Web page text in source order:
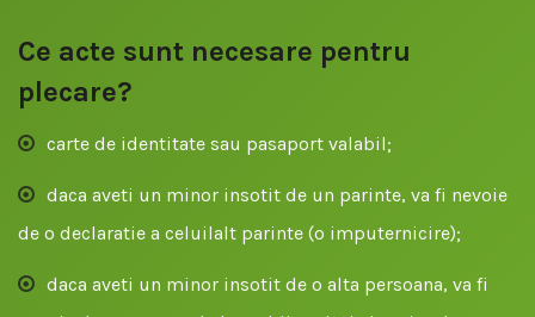
Ce acte sunt necesare pentru
plecare?
carte de identitate sau pasaport valabil;
daca aveti un minor insotit de un parinte, va fi nevoie
de o declaratie a celuilalt parinte (o imputernicire);
daca aveti un minor insotit de o alta persoana, va fi